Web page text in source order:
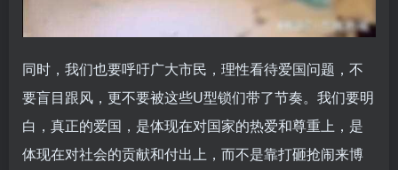
同时，我们也要呼吁广大市民，理性看待爱国问题，不
要盲目跟风，更不要被这些U型锁们带了节奏。我们要明
白，真正的爱国，是体现在对国家的热爱和尊重上，是
体现在对社会的贡献和付出上，而不是靠打砸抢闹来博